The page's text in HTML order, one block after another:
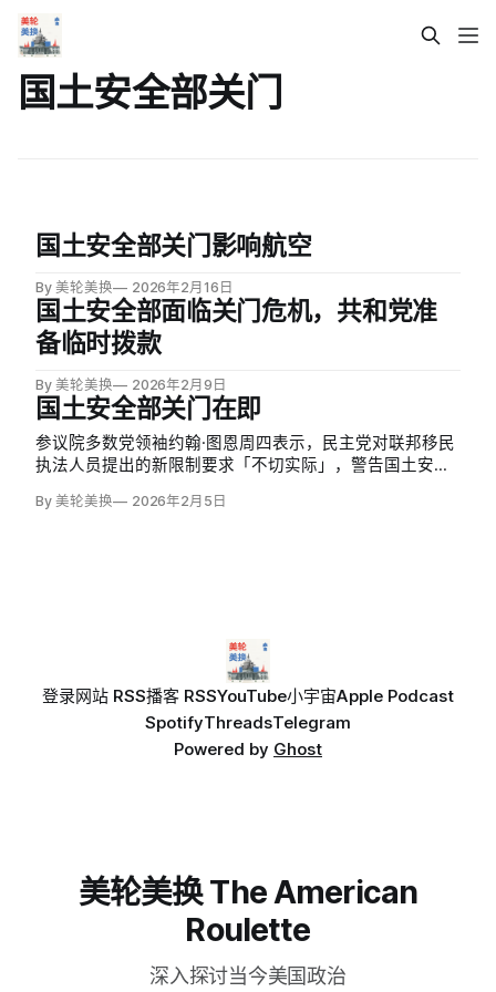
国土安全部关门
国土安全部关门影响航空
By 美轮美换 2026年2月16日
国土安全部面临关门危机，共和党准
备临时拨款
By 美轮美换 2026年2月9日
国土安全部关门在即
参议院多数党领袖约翰·图恩周四表示，民主党对联邦移民
执法人员提出的新限制要求「不切实际」，警告国土安全
By 美轮美换 2026年2月5日
登录网站 RSS播客 RSSYouTube小宇宙Apple Podcast
SpotifyThreadsTelegram
Powered by Ghost
美轮美换 The American
Roulette
深入探讨当今美国政治